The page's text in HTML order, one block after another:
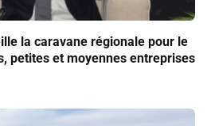
la caravane régionale pour le
petites et moyennes entreprises